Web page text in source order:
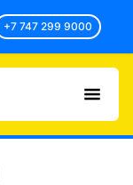
+7 747 299 9000